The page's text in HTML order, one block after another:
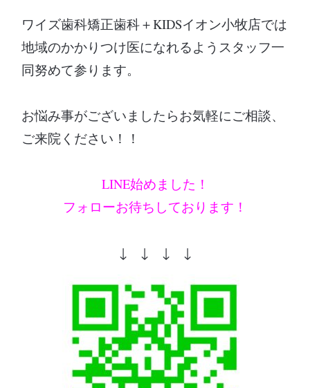
ワイズ歯科矯正歯科＋KIDSイオン小牧店では
地域のかかりつけ医になれるようスタッフ一
同努めて参ります。
お悩み事がございましたらお気軽にご相談、
ご来院ください！！
LINE始めました！
フォローお待ちしております！
↓ ↓ ↓ ↓